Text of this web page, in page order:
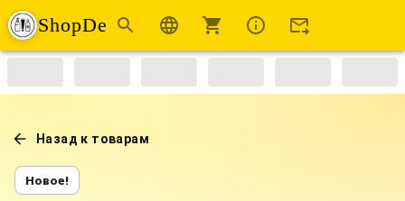
ShopDe
Назад к товарам
Новое!